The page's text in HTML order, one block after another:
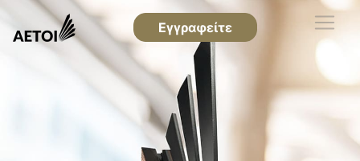
Εγγραφείτε